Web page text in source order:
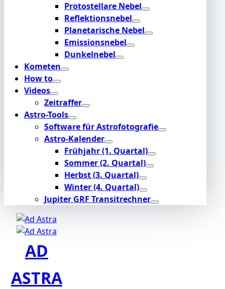
Protostellare Nebel
Reflektionsnebel
Planetarische Nebel
Emissionsnebel
Dunkelnebel
Kometen
How to
Videos
Zeitraffer
Astro-Tools
Software für Astrofotografie
Astro-Kalender
Frühjahr (1. Quartal)
Sommer (2. Quartal)
Herbst (3. Quartal)
Winter (4. Quartal)
Jupiter GRF Transitrechner
AD
ASTRA